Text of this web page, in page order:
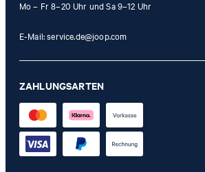
Mo – Fr 8–20 Uhr und Sa 9–12 Uhr
E-Mail:service.de@joop.com
ZAHLUNGSARTEN